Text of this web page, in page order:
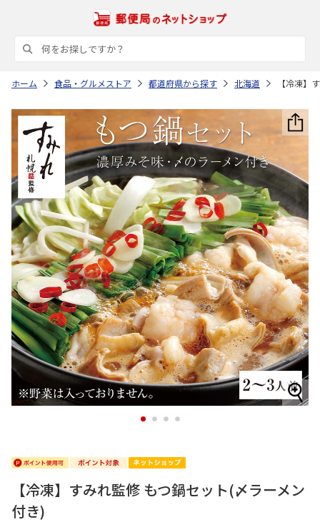
ホーム 食品・グルメストア 都道府県から探す 北海道 【冷凍】
1 2 3 4
【冷凍】すみれ監修 もつ鍋セット(〆ラーメン
付き)